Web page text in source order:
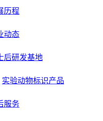
历程
动态
后研发基地
实验动物标识产品
服务